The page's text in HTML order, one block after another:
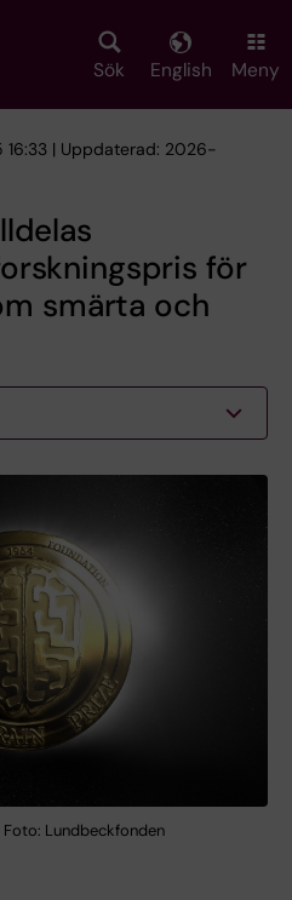
Sök English Meny
| Uppdaterad: 2026-
för
smärta och
Foto: Lundbeckfonden